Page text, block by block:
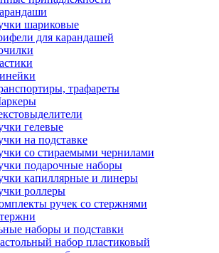
шариковые
для карандашей
трафареты
гелевые
на подставке
со стираемыми чернилами
подарочные наборы
капиллярные и линеры
роллеры
ручек со стержнями
наборы и подставки
набор пластиковый